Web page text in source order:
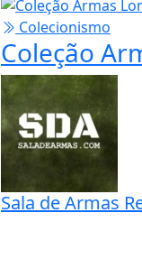
Sala de Armas
Colecionismo
Coleção